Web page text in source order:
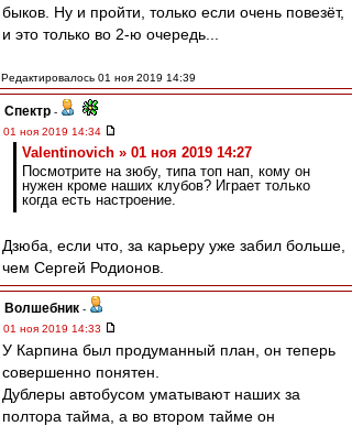
быков. Ну и пройти, только если очень повезёт,
и это только во 2-ю очередь...
Редактировалось 01 ноя 2019 14:39
Спектр -
01 ноя 2019 14:34
Valentinovich » 01 ноя 2019 14:27
Посмотрите на зюбу, типа топ нап, кому он
нужен кроме наших клубов? Играет только
когда есть настроение.
Дзюба, если что, за карьеру уже забил больше,
чем Сергей Родионов.
Волшебник -
01 ноя 2019 14:33
У Карпина был продуманный план, он теперь
совершенно понятен.
Дублеры автобусом уматывают наших за
полтора тайма, а во втором тайме он